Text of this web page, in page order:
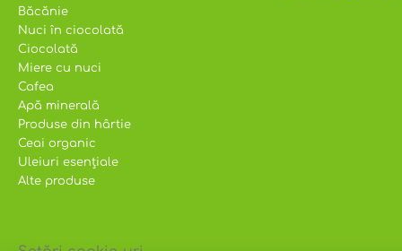
Băcănie
Nuci în ciocolată
Ciocolată
Miere cu nuci
Cafea
Apă minerală
Produse din hârtie
Ceai organic
Uleiuri esențiale
Alte produse